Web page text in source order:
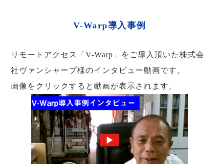
V-Warp導入事例
リモートアクセス「V-Warp」をご導入頂いた株式会
社ヴァンシャープ様のインタビュー動画です。
画像をクリックすると動画が表示されます。